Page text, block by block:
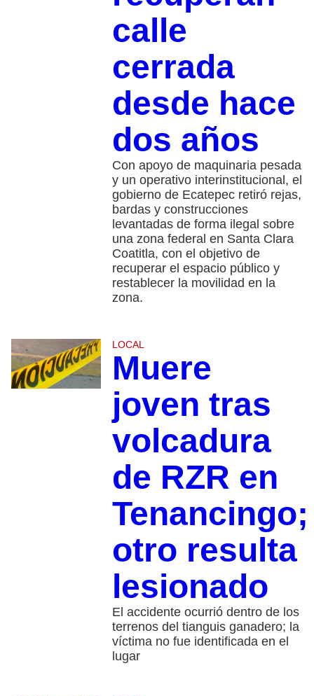
calle
cerrada
desde hace
dos años
Con apoyo de maquinaria pesada
y un operativo interinstitucional, el
gobierno de Ecatepec retiró rejas,
bardas y construcciones
levantadas de forma ilegal sobre
una zona federal en Santa Clara
Coatitla, con el objetivo de
recuperar el espacio público y
restablecer la movilidad en la
zona.
LOCAL
Muere
joven tras
volcadura
de RZR en
Tenancingo;
otro resulta
lesionado
El accidente ocurrió dentro de los
terrenos del tianguis ganadero; la
víctima no fue identificada en el
lugar